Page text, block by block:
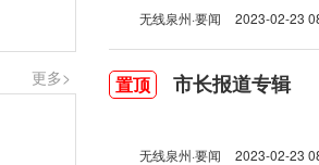
更多>
无线泉州·要闻 2023-02-23
置顶 市长报道专辑
无线泉州·要闻 2023-02-23